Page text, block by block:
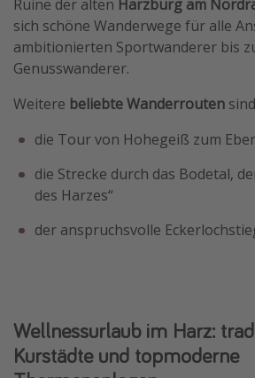
Ruine der alten Harzburg am
sich schöne Wanderwege für alle
ambitionierten Sportwanderer bis
Genusswanderer.
Weitere beliebte Wanderrouten
die Tour von Hohegeiß zum
die Strecke durch das Bodetal,
des Harzes“
der anspruchsvolle
Wellnessurlaub im Harz:
Kurstädte und topmoderne